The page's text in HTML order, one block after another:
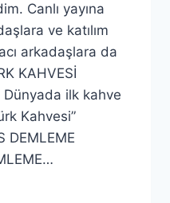
Canlı yayına
ve katılım
arkadaşlara da
KAHVESİ
Dünyada ilk kahve
Kahvesi”
DEMLEME